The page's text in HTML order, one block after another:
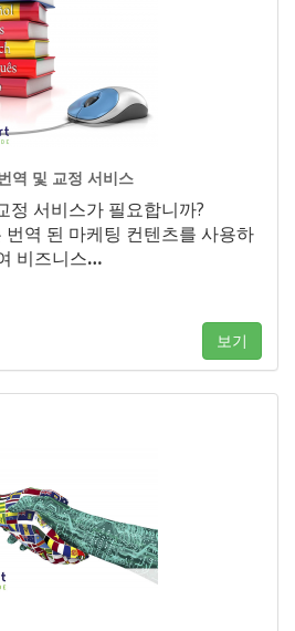
역 및 교정 서비스
정 서비스가 필요합니까?
역 된 마케팅 컨텐츠를 사용하
비즈니스…
보기